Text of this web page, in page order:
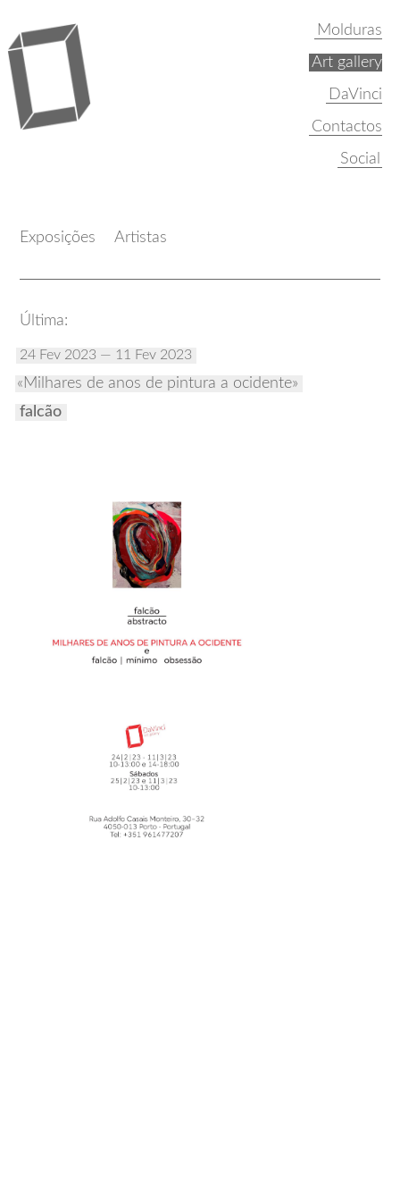
Molduras
Art gallery
DaVinci
Contactos
Exposições Artistas
Última:
24 Fev 2023 — 11 Fev 2023
Milhares de anos de pintura a ocidente
falcão